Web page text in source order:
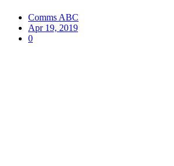
Comms ABC
Apr 19, 2019
0